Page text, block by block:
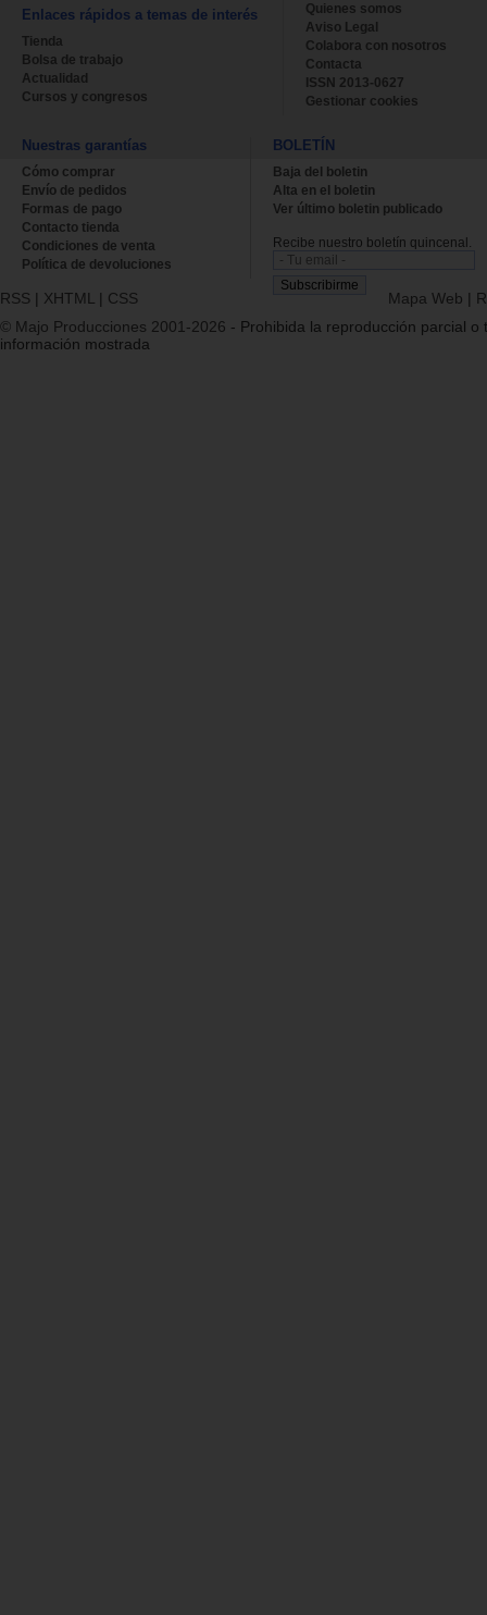
Enlaces rápidos a temas de interés
Tienda
Bolsa de trabajo
Actualidad
Cursos y congresos
Quienes somos
Aviso Legal
Colabora con nosotros
Contacta
ISSN 2013-0627
Gestionar cookies
Nuestras garantías
Cómo comprar
Envío de pedidos
Formas de pago
Contacto tienda
Condiciones de venta
Política de devoluciones
BOLETÍN
Baja del boletin
Alta en el boletin
Ver último boletin publicado
Recibe nuestro boletín quincenal.
RSS | XHTML | CSS Mapa Web |
© Majo Producciones 2001-2026 - Prohibida la reproducción parcial o
información mostrada